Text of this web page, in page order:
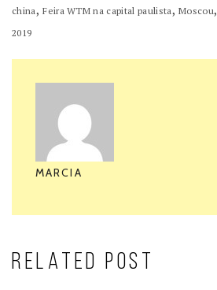
china,Feira WTM na capital paulista,Moscou,
2019
MARCIA
RELATED POST